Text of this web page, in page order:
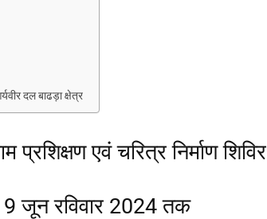
दल बाढड़ा क्षेत्र
प्रशिक्षण एवं चरित्र निर्माण शिविर
जून रविवार 2024 तक